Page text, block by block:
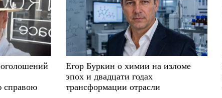
справою
Егор Буркин о химии на изломе
эпох и двадцати годах
трансформации отрасли